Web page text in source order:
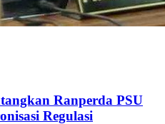
Ranperda PSU
Regulasi